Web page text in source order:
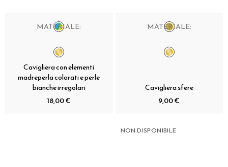
MATERIALE:
Cavigliera con elementi
madreperla colorati e perle
bianche irregolari
18,00 €
MATERIALE:
Cavigliera sfere
9,00 €
NON DISPONIBILE